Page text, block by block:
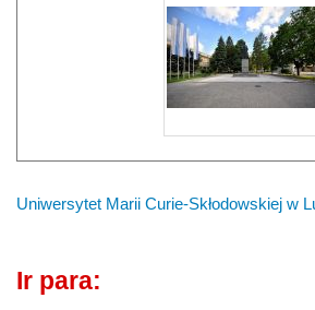
Uniwersytet Marii Curie-Skłodowskiej w
Ir para: